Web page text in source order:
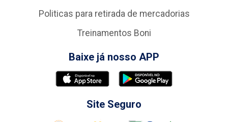
Politicas para retirada de mercadorias
Treinamentos Boni
Baixe já nosso APP
Site Seguro